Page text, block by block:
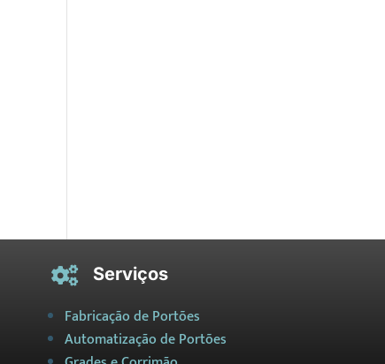
 Serviços
Fabricação de Portões
Automatização de Portões